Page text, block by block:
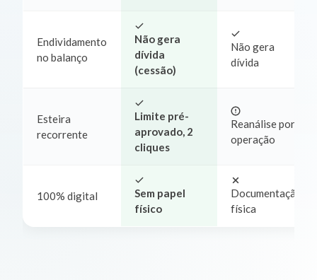
Endividamento
no balanço
Não gera
dívida
(cessão)
Não gera
dívida
Esteira
recorrente
Limite pré-
aprovado, 2
cliques
Reanálise por
operação
100% digital
Sem papel
físico
Documentação
física